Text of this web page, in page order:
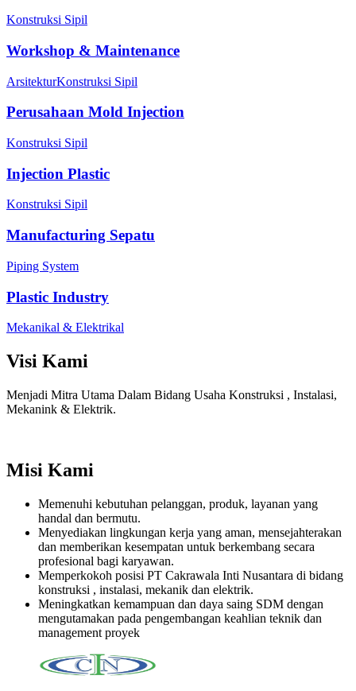
Konstruksi Sipil
Workshop & Maintenance
ArsitekturKonstruksi Sipil
Perusahaan Mold Injection
Konstruksi Sipil
Injection Plastic
Konstruksi Sipil
Manufacturing Sepatu
Piping System
Plastic Industry
Mekanikal & Elektrikal
Visi Kami
Menjadi Mitra Utama Dalam Bidang Usaha Konstruksi , Instalasi,
Mekanink & Elektrik.
Misi Kami
Memenuhi kebutuhan pelanggan, produk, layanan yang
handal dan bermutu.
Menyediakan lingkungan kerja yang aman, mensejahterakan
dan memberikan kesempatan untuk berkembang secara
profesional bagi karyawan.
Memperkokoh posisi PT Cakrawala Inti Nusantara di bidang
konstruksi , instalasi, mekanik dan elektrik.
Meningkatkan kemampuan dan daya saing SDM dengan
mengutamakan pada pengembangan keahlian teknik dan
management proyek